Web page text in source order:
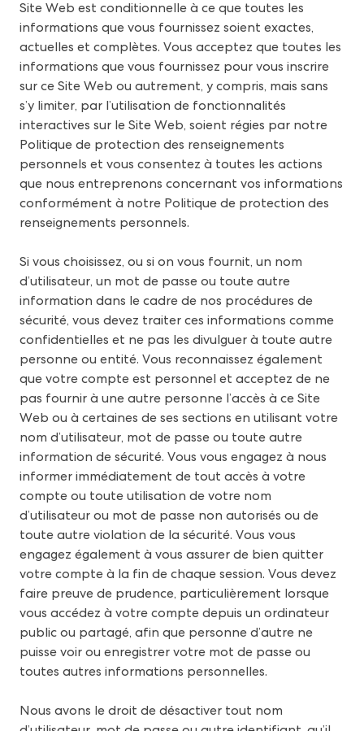
Site Web est conditionnelle à ce que toutes les
informations que vous fournissez soient exactes,
actuelles et complètes. Vous acceptez que toutes les
informations que vous fournissez pour vous inscrire
sur ce Site Web ou autrement, y compris, mais sans
s’y limiter, par l’utilisation de fonctionnalités
interactives sur le Site Web, soient régies par notre
Politique de protection des renseignements
personnels et vous consentez à toutes les actions
que nous entreprenons concernant vos informations
conformément à notre Politique de protection des
renseignements personnels.
Si vous choisissez, ou si on vous fournit, un nom
d’utilisateur, un mot de passe ou toute autre
information dans le cadre de nos procédures de
sécurité, vous devez traiter ces informations comme
confidentielles et ne pas les divulguer à toute autre
personne ou entité. Vous reconnaissez également
que votre compte est personnel et acceptez de ne
pas fournir à une autre personne l’accès à ce Site
Web ou à certaines de ses sections en utilisant votre
nom d’utilisateur, mot de passe ou toute autre
information de sécurité. Vous vous engagez à nous
informer immédiatement de tout accès à votre
compte ou toute utilisation de votre nom
d’utilisateur ou mot de passe non autorisés ou de
toute autre violation de la sécurité. Vous vous
engagez également à vous assurer de bien quitter
votre compte à la fin de chaque session. Vous devez
faire preuve de prudence, particulièrement lorsque
vous accédez à votre compte depuis un ordinateur
public ou partagé, afin que personne d’autre ne
puisse voir ou enregistrer votre mot de passe ou
toutes autres informations personnelles.
Nous avons le droit de désactiver tout nom